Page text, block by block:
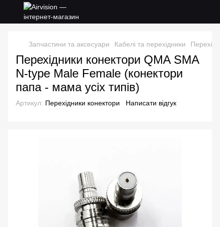
Запчастини та аксесуари Кабелі та перехідники
Перехідники конектори QMA SMA
N-type Male Female (конектори
папа - мама усіх типів)
Артикул: Перехідники конектори Написати відгук